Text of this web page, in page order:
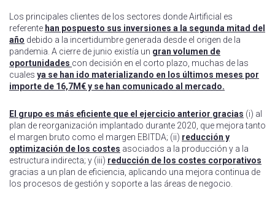
Los principales clientes de los sectores donde Airtificial es
referente han pospuesto sus inversiones a la segunda mitad del
año debido a la incertidumbre generada desde el origen de la
pandemia. A cierre de junio existía un gran volumen de
oportunidades con decisión en el corto plazo, muchas de las
cuales ya se han ido materializando en los últimos meses por
importe de 16,7M€ y se han comunicado al mercado.
El grupo es más eficiente que el ejercicio anterior gracias (i) al
plan de reorganización implantado durante 2020, que mejora tanto
el margen bruto como el margen EBITDA; (ii) reducción y
optimización de los costes asociados a la producción y a la
estructura indirecta; y (iii) reducción de los costes corporativos
gracias a un plan de eficiencia, aplicando una mejora continua de
los procesos de gestión y soporte a las áreas de negocio.